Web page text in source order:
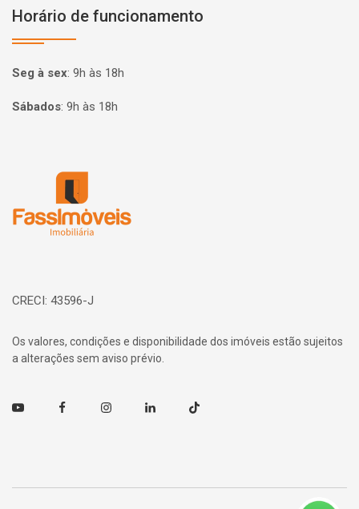
Horário de funcionamento
Seg à sex: 9h às 18h
Sábados: 9h às 18h
CRECI: 43596-J
Os valores, condições e disponibilidade dos imóveis estão sujeitos
a alterações sem aviso prévio.
Youtube FacebookInstagramLinkedin TikTok